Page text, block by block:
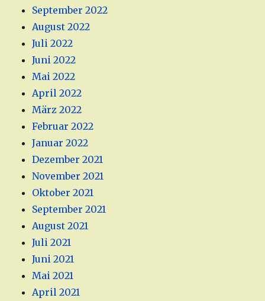
September 2022
August 2022
Juli 2022
Juni 2022
Mai 2022
April 2022
März 2022
Februar 2022
Januar 2022
Dezember 2021
November 2021
Oktober 2021
September 2021
August 2021
Juli 2021
Juni 2021
Mai 2021
April 2021